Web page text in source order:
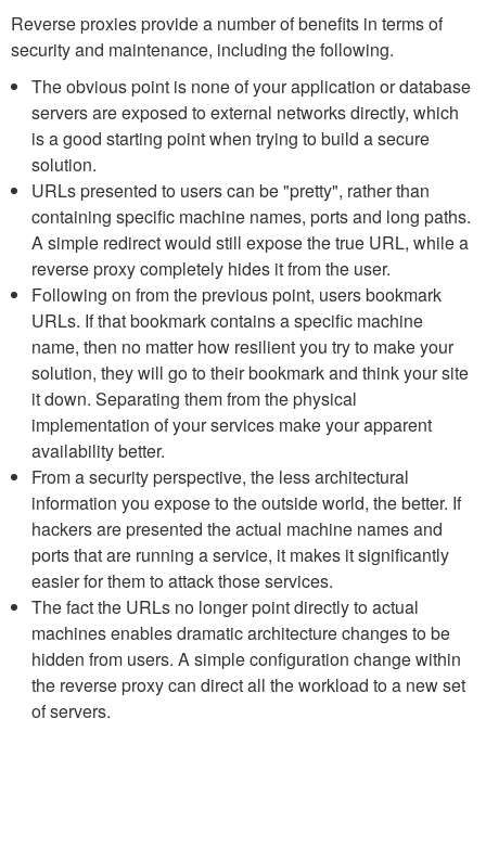
Reverse proxies provide a number of benefits in terms of
security and maintenance, including the following.
The obvious point is none of your application or database
servers are exposed to external networks directly, which
is a good starting point when trying to build a secure
solution.
URLs presented to users can be "pretty", rather than
containing specific machine names, ports and long paths.
A simple redirect would still expose the true URL, while a
reverse proxy completely hides it from the user.
Following on from the previous point, users bookmark
URLs. If that bookmark contains a specific machine
name, then no matter how resilient you try to make your
solution, they will go to their bookmark and think your site
it down. Separating them from the physical
implementation of your services make your apparent
availability better.
From a security perspective, the less architectural
information you expose to the outside world, the better. If
hackers are presented the actual machine names and
ports that are running a service, it makes it significantly
easier for them to attack those services.
The fact the URLs no longer point directly to actual
machines enables dramatic architecture changes to be
hidden from users. A simple configuration change within
the reverse proxy can direct all the workload to a new set
of servers.